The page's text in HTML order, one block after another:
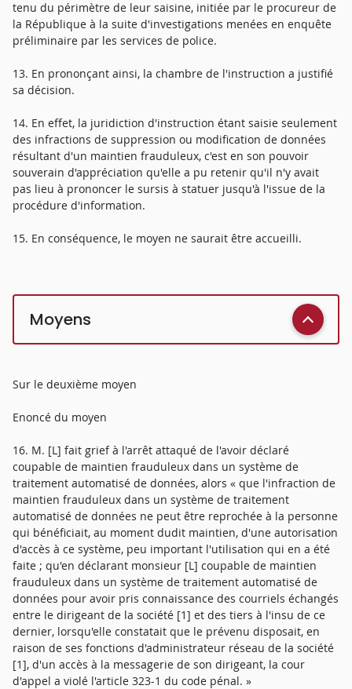
tenu du périmètre de leur saisine, initiée par le procureur de
la République à la suite d'investigations menées en enquête
préliminaire par les services de police.
13. En prononçant ainsi, la chambre de l'instruction a justifié
sa décision.
14. En effet, la juridiction d'instruction étant saisie seulement
des infractions de suppression ou modification de données
résultant d'un maintien frauduleux, c'est en son pouvoir
souverain d'appréciation qu'elle a pu retenir qu'il n'y avait
pas lieu à prononcer le sursis à statuer jusqu'à l'issue de la
procédure d'information.
15. En conséquence, le moyen ne saurait être accueilli.
Moyens
Sur le deuxième moyen
Enoncé du moyen
16. M. [L] fait grief à l'arrêt attaqué de l'avoir déclaré
coupable de maintien frauduleux dans un système de
traitement automatisé de données, alors « que l'infraction de
maintien frauduleux dans un système de traitement
automatisé de données ne peut être reprochée à la personne
qui bénéficiait, au moment dudit maintien, d'une autorisation
d'accès à ce système, peu important l'utilisation qui en a été
faite ; qu'en déclarant monsieur [L] coupable de maintien
frauduleux dans un système de traitement automatisé de
données pour avoir pris connaissance des courriels échangés
entre le dirigeant de la société [1] et des tiers à l'insu de ce
dernier, lorsqu'elle constatait que le prévenu disposait, en
raison de ses fonctions d'administrateur réseau de la société
[1], d'un accès à la messagerie de son dirigeant, la cour
d'appel a violé l'article 323-1 du code pénal. »